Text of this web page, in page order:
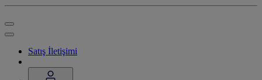
Satış İletişimi